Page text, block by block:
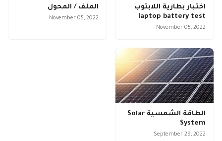
اختبار بطارية اللابتوب
laptop battery test
November 05, 2022
الملف / المحول
November 05, 2022
الطاقة الشمسية Solar
System
September 29, 2022